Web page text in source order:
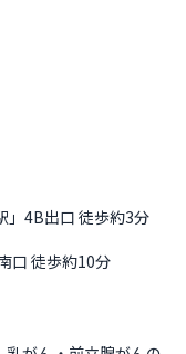
」4B出口 徒歩約3分